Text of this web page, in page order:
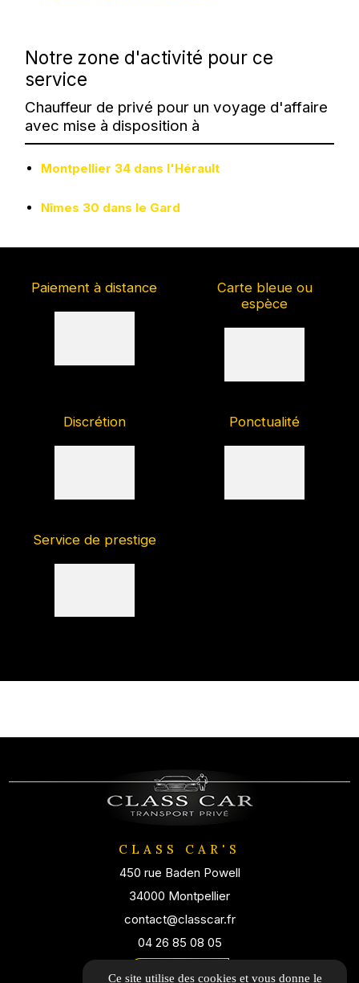
Notre zone d'activité pour ce
service
Chauffeur de privé pour un voyage d'affaire
avec mise à disposition à
Montpellier 34 dans l'Hérault
Nîmes 30 dans le Gard
Paiement à distance
Carte bleue ou
espèce
Discrétion Ponctualité
Service de prestige
CLASS CAR'S
450 rue Baden Powell
34000 Montpellier
contact@classcar.fr
04 26 85 08 05
Itinéraire
Ce site utilise des cookies et vous donne le